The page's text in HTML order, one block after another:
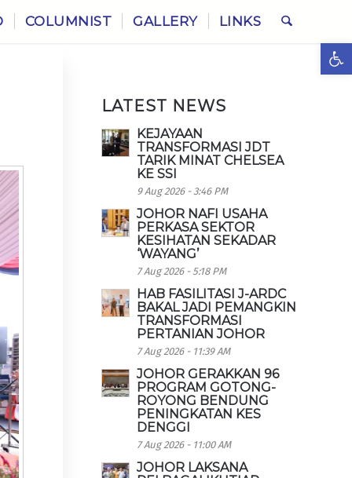
COLUMNIST GALLERY LINKS
LATEST NEWS
KEJAYAAN
TRANSFORMASI JDT
TARIK MINAT CHELSEA
KE SSI
9 Aug 2026 - 3:46 PM
JOHOR NAFI USAHA
PERKASA SEKTOR
KESIHATAN SEKADAR
‘WAYANG’
7 Aug 2026 - 5:18 PM
HAB FASILITASI J-ARDC
BAKAL JADI PEMANGKIN
TRANSFORMASI
PERTANIAN JOHOR
7 Aug 2026 - 11:39 AM
JOHOR GERAKKAN 96
PROGRAM GOTONG-
ROYONG BENDUNG
PENINGKATAN KES
DENGGI
7 Aug 2026 - 11:00 AM
JOHOR LAKSANA